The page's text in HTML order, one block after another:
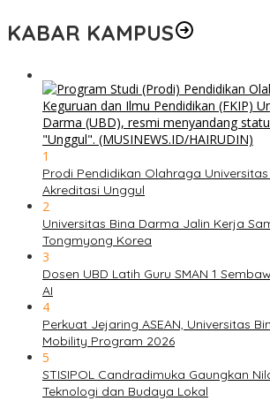
KABAR KAMPUS
1
Prodi Pendidikan Olahraga
Akreditasi Unggul
2
Universitas Bina Darma Jalin Kerja
Tongmyong Korea
3
Dosen UBD Latih Guru SMAN 1
AI
4
Perkuat Jejaring ASEAN, Universitas
Mobility Program 2026
5
STISIPOL Candradimuka Gaungkan
Teknologi dan Budaya Lokal